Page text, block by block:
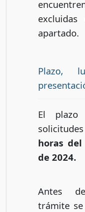
apartado.
Plazo,
El plazo
horas
de 2024.
Antes
trámite